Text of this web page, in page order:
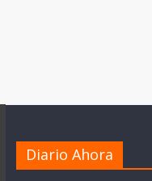
Diario Ahora